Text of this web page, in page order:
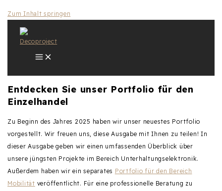
Zum Inhalt springen
Entdecken Sie unser Portfolio für den
Einzelhandel
Zu Beginn des Jahres 2025 haben wir unser neuestes Portfolio
vorgestellt. Wir freuen uns, diese Ausgabe mit Ihnen zu teilen! In
dieser Ausgabe geben wir einen umfassenden Überblick über
unsere jüngsten Projekte im Bereich Unterhaltungselektronik.
Außerdem haben wir ein separates Portfolio für den Bereich
Mobilität veröffentlicht. Für eine professionelle Beratung zu